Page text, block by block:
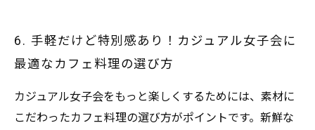
6. 手軽だけど特別感あり！カジュアル女子会に
最適なカフェ料理の選び方
カジュアル女子会をもっと楽しくするためには、素材に
こだわったカフェ料理の選び方がポイントです。新鮮な